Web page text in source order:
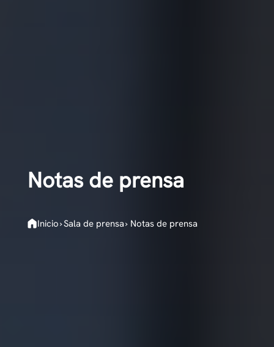
Notas de prensa
Inicio›Sala de prensa› Notas de prensa